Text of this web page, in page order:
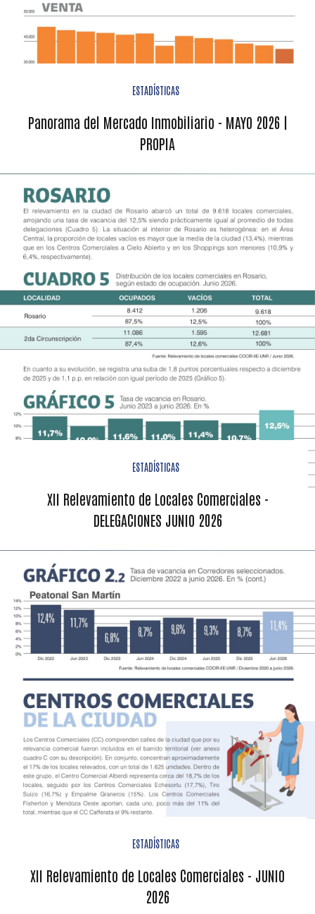
ESTADÍSTICAS
Panorama del Mercado Inmobiliario - MAYO 2026 |
PROPIA
ESTADÍSTICAS
XII Relevamiento de Locales Comerciales -
DELEGACIONES JUNIO 2026
ESTADÍSTICAS
XII Relevamiento de Locales Comerciales - JUNIO
2026